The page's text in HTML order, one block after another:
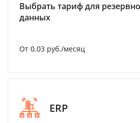
Выбрать тариф для
данных
От 0.03 руб./месяц
ERP